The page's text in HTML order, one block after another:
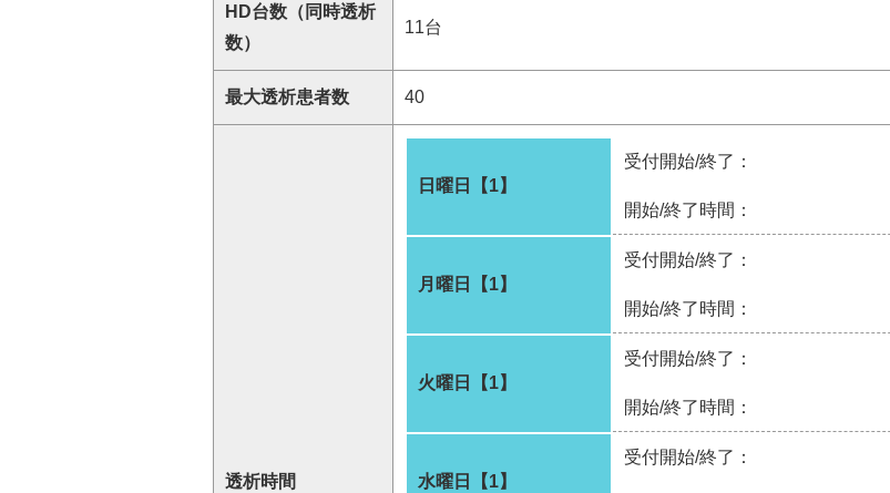
HD台数（同時透析
数）
11台
最大透析患者数 40
透析時間
日曜日【1】
受付開始/終了：
開始/終了時間：
月曜日【1】
受付開始/終了：
開始/終了時間：
火曜日【1】
受付開始/終了：
開始/終了時間：
水曜日【1】
受付開始/終了：